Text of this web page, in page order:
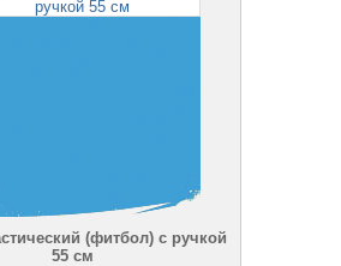
(фитбол) с ручкой
55 см